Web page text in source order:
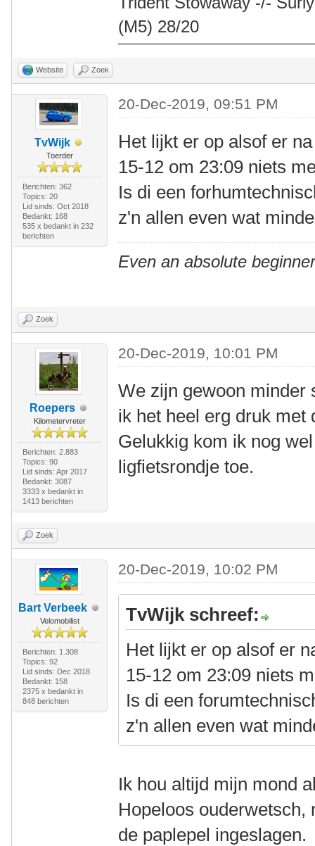
(M5) 28/20
Website Zoek
TvWijk
Toerder
Berichten: 362
Topics: 20
Lid sinds: Oct 2018
Bedankt: 168
535 x bedankt in 232
berichten
20-Dec-2019, 09:51 PM
Het lijkt er op alsof er
15-12 om 23:09 niets
Is di een
z'n allen even wat
Even an absolute
Zoek
Roepers
Kilometervreter
Berichten: 2.883
Topics: 90
Lid sinds: Apr 2017
Bedankt: 3087
3333 x bedankt in
1413 berichten
20-Dec-2019, 10:01 PM
We zijn gewoon minder
ik het heel erg druk met
Gelukkig kom ik nog
ligfietsrondje toe.
Zoek
Bart Verbeek
Velomobilist
Berichten: 1.308
Topics: 92
Lid sinds: Dec 2018
Bedankt: 158
2375 x bedankt in
848 berichten
20-Dec-2019, 10:02 PM
TvWijk schreef:
Het lijkt er op alsof er
15-12 om 23:09 niets
Is di een
z'n allen even wat
Ik hou altijd mijn mond
Hopeloos
de paplepel ingeslagen.